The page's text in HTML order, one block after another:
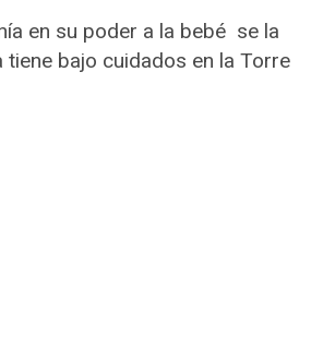
en su poder a la bebé se la
bajo cuidados en la Torre